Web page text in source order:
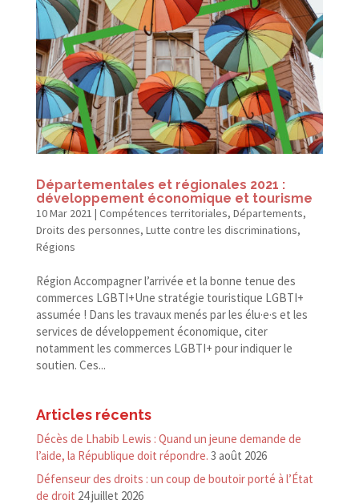
Départementales et régionales 2021 :
développement économique et tourisme
10 Mar 2021 | Compétences territoriales, Départements,
Droits des personnes, Lutte contre les discriminations,
Régions
Région Accompagner l’arrivée et la bonne tenue des
commerces LGBTI+Une stratégie touristique LGBTI+
assumée ! Dans les travaux menés par les élu·e·s et les
services de développement économique, citer
notamment les commerces LGBTI+ pour indiquer le
soutien. Ces...
Articles récents
Décès de Lhabib Lewis : Quand un jeune demande de
l’aide, la République doit répondre. 3 août 2026
Défenseur des droits : un coup de boutoir porté à l’État
de droit 24 juillet 2026